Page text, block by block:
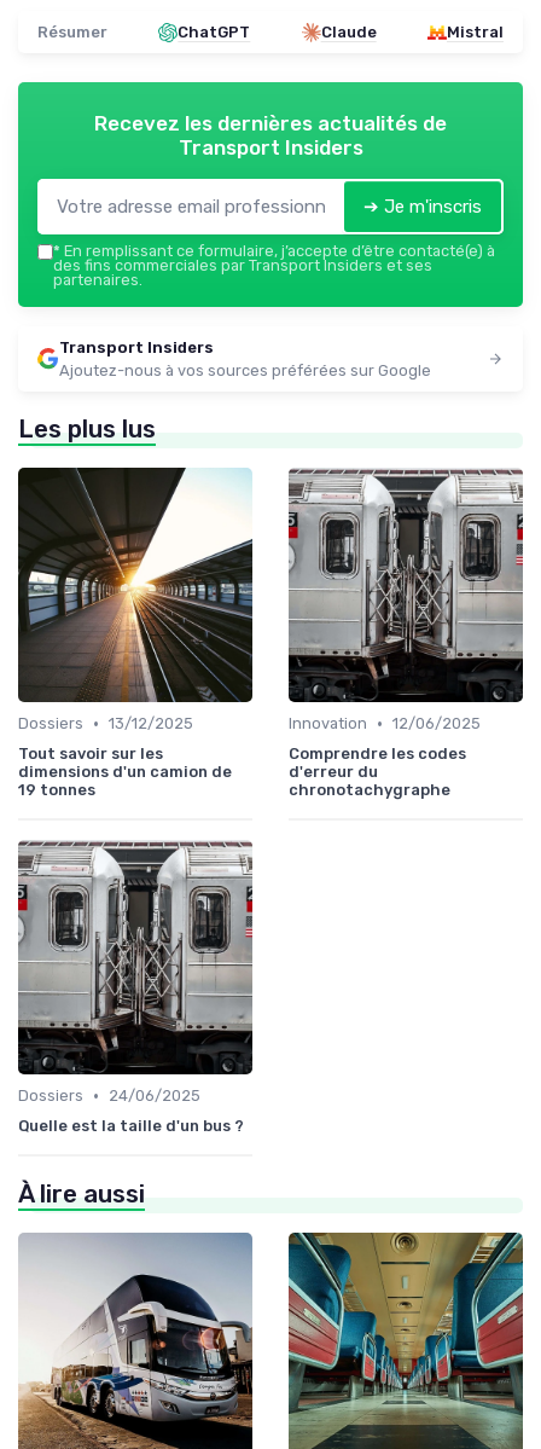
Résumer ChatGPT Claude Mistral
Recevez les dernières actualités de
Transport Insiders
➔ Je m'inscris
* En remplissant ce formulaire, j’accepte d’être contacté(e) à
des fins commerciales par Transport Insiders et ses
partenaires.
Transport Insiders
Ajoutez-nous à vos sources préférées sur Google
Les plus lus
Dossiers • 13/12/2025
Tout savoir sur les
dimensions d'un camion de
19 tonnes
Innovation • 12/06/2025
Comprendre les codes
d'erreur du
chronotachygraphe
Dossiers •
24/06/2025
Quelle est la taille d'un bus ?
À lire aussi